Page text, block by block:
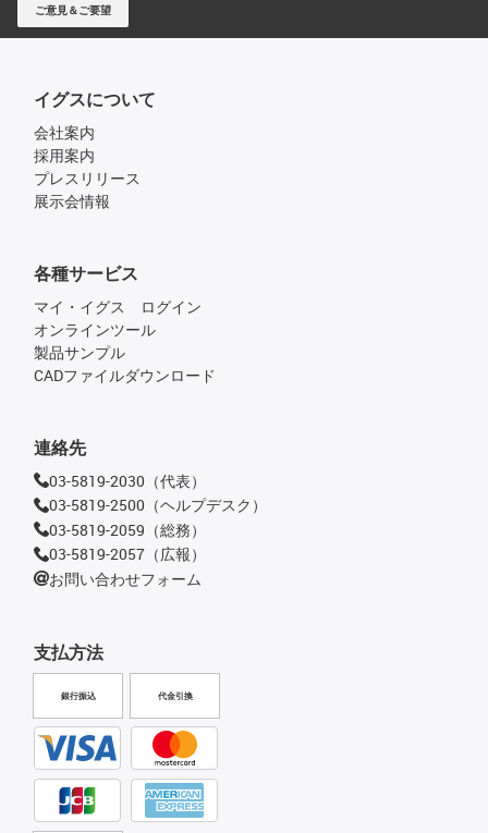
ご意見＆ご要望
イグスについて
会社案内
採用案内
プレスリリース
展示会情報
支払方法
銀行振込 代金引換
各種サービス
マイ・イグス ログイン
オンラインツール
製品サンプル
CADファイルダウンロード
連絡先
03-5819-2030（代表）
03-5819-2500（ヘルプデスク）
03-5819-2059（総務）
03-5819-2057（広報）
お問い合わせフォーム